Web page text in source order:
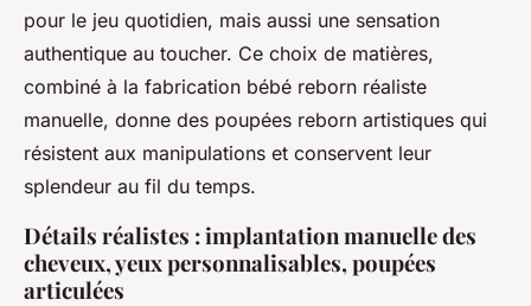
pour le jeu quotidien, mais aussi une sensation
authentique au toucher. Ce choix de matières,
combiné à la fabrication bébé reborn réaliste
manuelle, donne des poupées reborn artistiques qui
résistent aux manipulations et conservent leur
splendeur au fil du temps.
Détails réalistes : implantation manuelle des
cheveux, yeux personnalisables, poupées
articulées